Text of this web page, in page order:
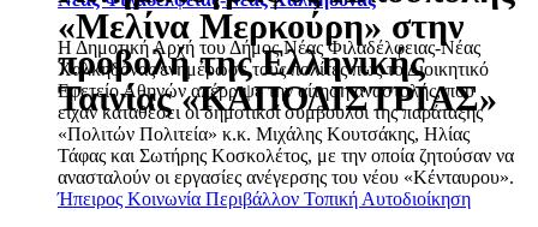
Η Δημοτική Αρχή του Δήμος Νέας Φιλαδέλφειας-Νέας
Χαλκηδόνας ενημέρωσε τους πολίτες πως το Διοικητικό
Εφετείο Αθηνών απέρριψε την αίτηση αναστολής, που
είχαν καταθέσει οι δημοτικοί σύμβουλοι της παράταξης
«Πολιτών Πολιτεία» κ.κ. Μιχάλης Κουτσάκης, Ηλίας
Τάφας και Σωτήρης Κοσκολέτος, με την οποία ζητούσαν να
ανασταλούν οι εργασίες ανέγερσης του νέου «Κένταυρου».
Ήπειρος Κοινωνία Περιβάλλον Τοπική Αυτοδιοίκηση
«Μελίνα Μερκούρη» στην
προβολή της Ελληνικής
Ταινίας «ΚΑΠΟΔΙΣΤΡΙΑΣ»